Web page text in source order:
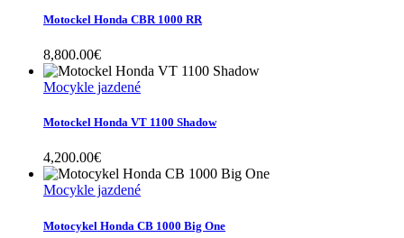
Motockel Honda CBR 1000 RR
8,800.00€
Mocykle jazdené
Motockel Honda VT 1100 Shadow
4,200.00€
Mocykle jazdené
Motocykel Honda CB 1000 Big One